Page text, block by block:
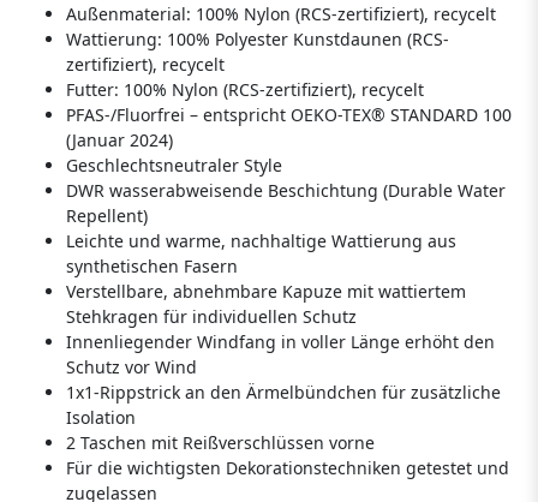
Außenmaterial: 100% Nylon (RCS-zertifiziert), recycelt
Wattierung: 100% Polyester Kunstdaunen (RCS-
zertifiziert), recycelt
Futter: 100% Nylon (RCS-zertifiziert), recycelt
PFAS-/Fluorfrei – entspricht OEKO-TEX® STANDARD 100
(Januar 2024)
Geschlechtsneutraler Style
DWR wasserabweisende Beschichtung (Durable Water
Repellent)
Leichte und warme, nachhaltige Wattierung aus
synthetischen Fasern
Verstellbare, abnehmbare Kapuze mit wattiertem
Stehkragen für individuellen Schutz
Innenliegender Windfang in voller Länge erhöht den
Schutz vor Wind
1x1-Rippstrick an den Ärmelbündchen für zusätzliche
Isolation
2 Taschen mit Reißverschlüssen vorne
Für die wichtigsten Dekorationstechniken getestet und
zugelassen